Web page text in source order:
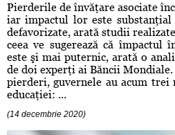
Pierderile de învăţare asociate
iar impactul lor este
defavorizate, arată studii
ceea ve sugerează că
este şi mai puternic, arată o
de doi experţi ai Băncii
pierderi, guvernele au acum
educaţiei: ...
(14 decembrie 2020)